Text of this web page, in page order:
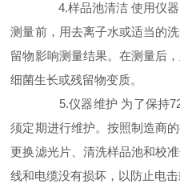
4.样品池清洁 使用仪器
测量前，用去离子水或适当的
留物影响测量结果。在测量后
细菌生长或残留物变质。
5.仪器维护 为了保持
须定期进行维护。按照制造商
更换滤光片、清洗样品池和校
线和电缆没有损坏，以防止电击